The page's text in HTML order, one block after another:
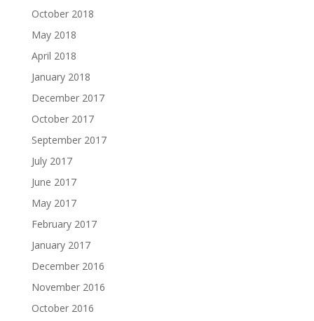
October 2018
May 2018
April 2018
January 2018
December 2017
October 2017
September 2017
July 2017
June 2017
May 2017
February 2017
January 2017
December 2016
November 2016
October 2016